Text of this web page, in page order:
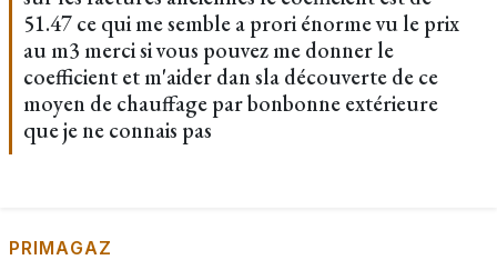
51.47 ce qui me semble a prori énorme vu le prix
au m3 merci si vous pouvez me donner le
coefficient et m'aider dan sla découverte de ce
moyen de chauffage par bonbonne extérieure
que je ne connais pas
PRIMAGAZ